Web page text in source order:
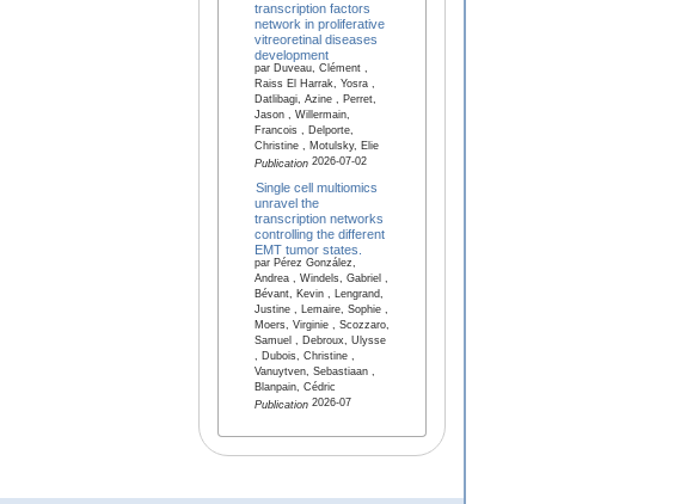
transcription factors
network in proliferative
vitreoretinal diseases
development
par Duveau, Clément ,
Raiss El Harrak, Yosra ,
Datlibagi, Azine , Perret,
Jason , Willermain,
Francois , Delporte,
Christine , Motulsky, Elie
Publication2026-07-02
Single cell multiomics
unravel the
transcription networks
controlling the different
EMT tumor states.
par Pérez González,
Andrea , Windels, Gabriel ,
Bévant, Kevin , Lengrand,
Justine , Lemaire, Sophie ,
Moers, Virginie , Scozzaro,
Samuel , Debroux, Ulysse
, Dubois, Christine ,
Vanuytven, Sebastiaan ,
Blanpain, Cédric
Publication2026-07